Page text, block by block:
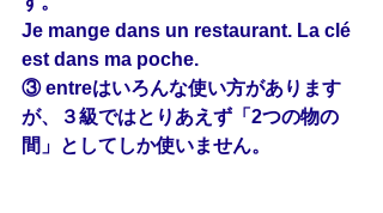
Je mange dans un restaurant. La clé
est dans ma poche.
③ entreはいろんな使い方があります
が、３級ではとりあえず「2つの物の
間」としてしか使いません。